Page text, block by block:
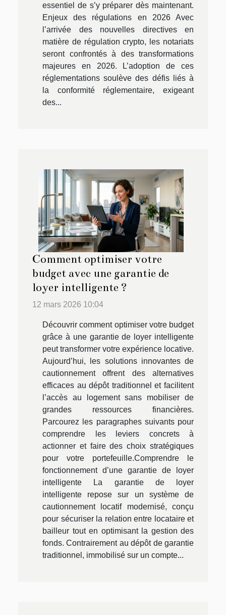
essentiel de s’y préparer dès maintenant.
Enjeux des régulations en 2026 Avec
l’arrivée des nouvelles directives en
matière de régulation crypto, les notariats
seront confrontés à des transformations
majeures en 2026. L’adoption de ces
réglementations soulève des défis liés à
la conformité réglementaire, exigeant
des...
Comment optimiser votre
budget avec une garantie de
loyer intelligente ?
12 mars 2026 10:04
Découvrir comment optimiser votre budget
grâce à une garantie de loyer intelligente
peut transformer votre expérience locative.
Aujourd’hui, les solutions innovantes de
cautionnement offrent des alternatives
efficaces au dépôt traditionnel et facilitent
l’accès au logement sans mobiliser de
grandes ressources financières.
Parcourez les paragraphes suivants pour
comprendre les leviers concrets à
actionner et faire des choix stratégiques
pour votre portefeuille.Comprendre le
fonctionnement d’une garantie de loyer
intelligente La garantie de loyer
intelligente repose sur un système de
cautionnement locatif modernisé, conçu
pour sécuriser la relation entre locataire et
bailleur tout en optimisant la gestion des
fonds. Contrairement au dépôt de garantie
traditionnel, immobilisé sur un compte...